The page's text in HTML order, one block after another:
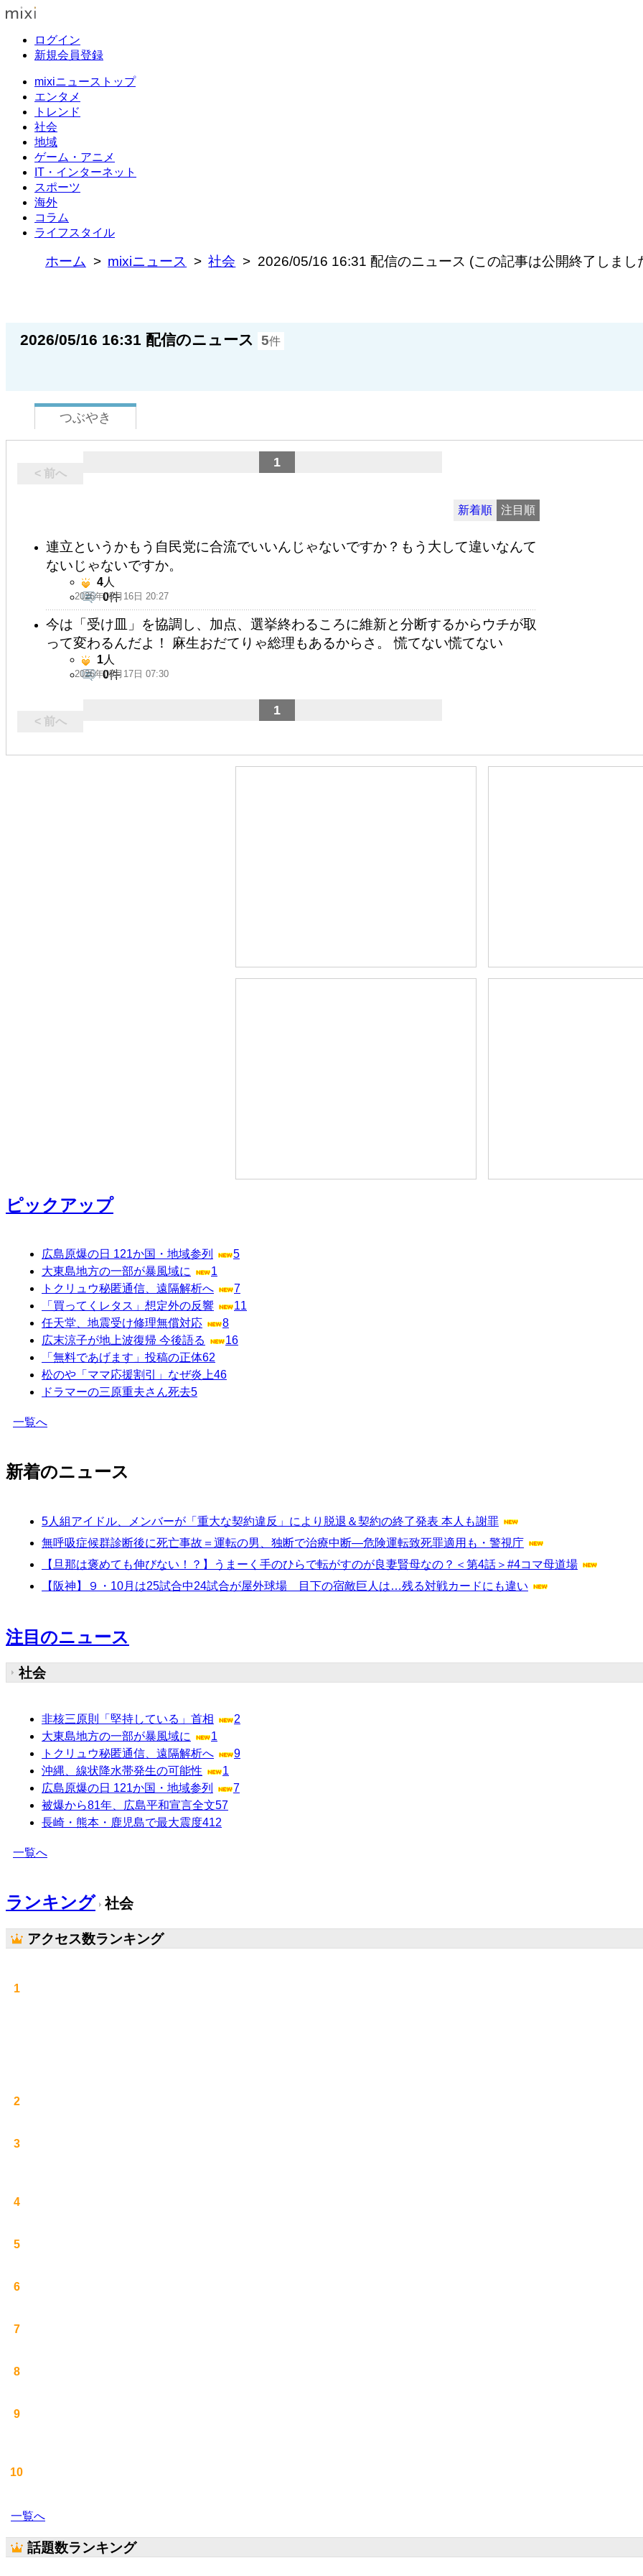
ログイン
新規会員登録
mixiニューストップ
エンタメ
トレンド
社会
地域
ゲーム・アニメ
IT・インターネット
スポーツ
海外
コラム
ライフスタイル
ホーム mixiニュース 社会 2026/05/16 16:31 配信のニュース (この記事は公開終了しまし
2026/05/16 16:31 配信のニュース 5件
つぶやき
< 前へ
1
新着順 注目順
連立というかもう自民党に合流でいいんじゃないですか？もう大して違いなんて
ないじゃないですか。
2026年05月16日 20:27
4人
0件
今は「受け皿」を協調し、加点、選挙終わるころに維新と分断するからウチが取
って変わるんだよ！ 麻生おだてりゃ総理もあるからさ。 慌てない慌てない
2026年05月17日 07:30
1人
0件
< 前へ
1
ピックアップ
広島原爆の日 121か国・地域参列
5
大東島地方の一部が暴風域に
1
トクリュウ秘匿通信、遠隔解析へ
7
「買ってくレタス」想定外の反響
11
任天堂、地震受け修理無償対応
8
広末涼子が地上波復帰 今後語る
16
「無料であげます」投稿の正体62
松のや「ママ応援割引」なぜ炎上46
ドラマーの三原重夫さん死去5
一覧へ
新着のニュース
5人組アイドル、メンバーが「重大な契約違反」により脱退＆契約の終了発表 本人も謝罪
無呼吸症候群診断後に死亡事故＝運転の男、独断で治療中断―危険運転致死罪適用も・警視庁
【旦那は褒めても伸びない！？】うまーく手のひらで転がすのが良妻賢母なの？＜第4話＞#4コマ母道場
【阪神】９・10月は25試合中24試合が屋外球場 目下の宿敵巨人は…残る対戦カードにも違い
注目のニュース
社会
非核三原則「堅持している」首相
2
大東島地方の一部が暴風域に
1
トクリュウ秘匿通信、遠隔解析へ
9
沖縄、線状降水帯発生の可能性
1
広島原爆の日 121か国・地域参列
7
被爆から81年、広島平和宣言全文57
長崎・熊本・鹿児島で最大震度412
一覧へ
ランキング 社会
アクセス数ランキング
1
2
3
4
5
6
7
8
9
10
一覧へ
話題数ランキング